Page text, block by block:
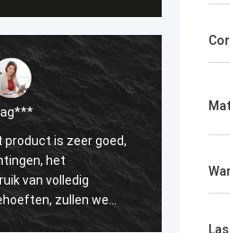
product is zeer goed,
het
van volledig
zullen we
Ik